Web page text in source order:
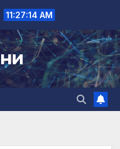
11:27:15 AM